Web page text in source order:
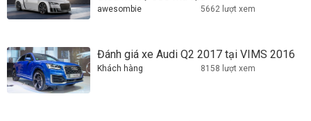
awesombie 5662 lượt xem
Đánh giá xe Audi Q2 2017 tại VIMS 2016
Khách hàng 8158 lượt xem